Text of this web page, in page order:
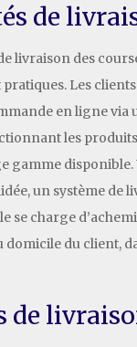
de
livraison des
pratiques. Les
en ligne via
les
gamme disponible.
un système de
se charge
domicile du client,
de